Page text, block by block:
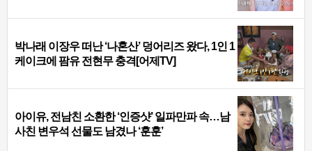
박나래 이장우 떠난 ‘나혼산’ 덩어리즈 왔다, 1인 1
케이크에 팜유 전현무 충격[어제TV]
아이유, 전남친 소환한 ‘인증샷’ 일파만파 속…남
사친 변우석 선물도 남겼나 ‘훈훈’